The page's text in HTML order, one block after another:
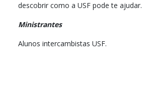
descobrir como a USF pode te ajudar.
Ministrantes
Alunos intercambistas USF.